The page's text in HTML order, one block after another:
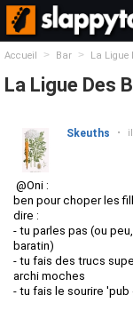
Accueil > Bar > La Ligue
La Ligue Des
Skeuths •
@Oni :
ben pour choper les
dire :
- tu parles pas (ou
baratin)
- tu fais des trucs
archi moches
- tu fais le sourire